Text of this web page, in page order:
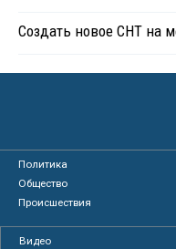
Создать новое СНТ на
Политика
Общество
Происшествия
Видео